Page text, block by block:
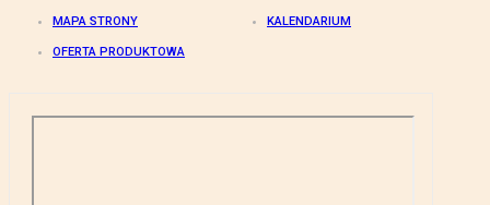
MAPA STRONY KALENDARIUM
OFERTA PRODUKTOWA